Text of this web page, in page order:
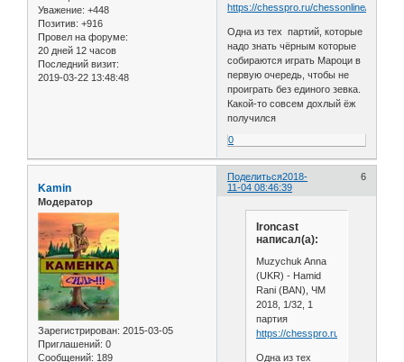
Уважение: +448
Позитив: +916
Провел на форуме:
20 дней 12 часов
Последний визит:
2019-03-22 13:48:48
https://chesspro.ru/chessonline/app2/
Одна из тех партий, которые
надо знать чёрным которые
собираются играть Мароци в
первую очередь, чтобы не
проиграть без единого зевка.
Какой-то совсем дохлый ёж
получился
0
Поделиться 6
2018-
11-04 08:46:39
Kamin
Модератор
Зарегистрирован: 2015-03-05
Приглашений: 0
Сообщений: 189
Ironcast
написал(а):
Muzychuk Anna
(UKR) - Hamid
Rani (BAN), ЧМ
2018, 1/32, 1
партия
https://chesspro.ru/chessonline/
Одна из тех